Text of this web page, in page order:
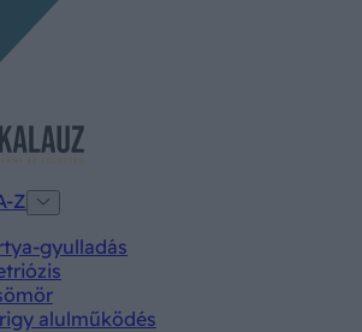
Z
gyulladás
alulműködés